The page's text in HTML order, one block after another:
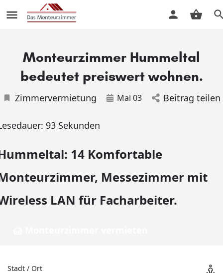
Monteurzimmer Hummeltal
bedeutet preiswert wohnen.
Zimmervermietung Mai 03 Beitrag teilen
93 Sekunden
14 Komfortable
Messezimmer mit
LAN für Facharbeiter.
Stadt / Ort